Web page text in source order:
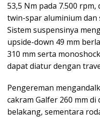
53,5 Nm pada 7.500
twin-spar aluminium dan
Sistem suspensinya
upside-down 49 mm
310 mm serta
dapat diatur dengan
Pengereman
cakram Galfer 260 mm di
belakang, sementara